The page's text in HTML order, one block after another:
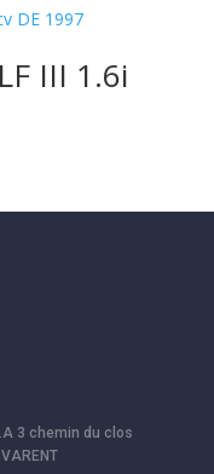
III 1.6i
3 chemin du clos